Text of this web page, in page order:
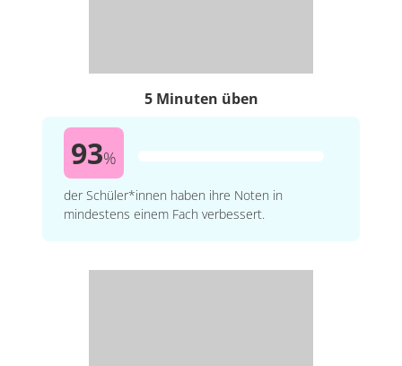
5 Minuten üben
93%
der Schüler*innen haben ihre Noten in
mindestens einem Fach verbessert.